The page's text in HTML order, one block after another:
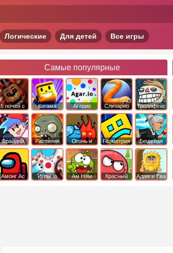
Логические Для детей Все игры
Самые популярные
5 ночей с
фредди
Когама Агарио Слизарио
Троллфейс
квест
Фрайдей
Найт
Фанкин
Растения
против
Зомби
Огонь и
Вода
Геометрия
Даш
Бешеная
бабка
сбежала из
психушки
Амонг Ас Игры Io Ам Ням
Красный
Адам и Ева